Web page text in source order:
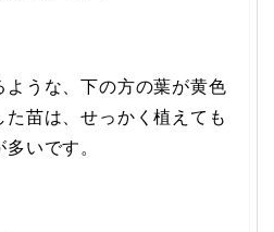
ような、下の方の葉が黄色
た苗は、せっかく植えても
いです。